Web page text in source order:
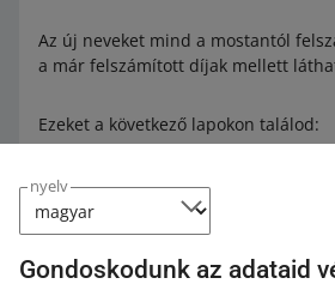
nyelv
Gondoskodunk az adataid
Az új neveket mind a mostantól
a már felszámított díjak mellett
Ezeket a következő lapokon találod: